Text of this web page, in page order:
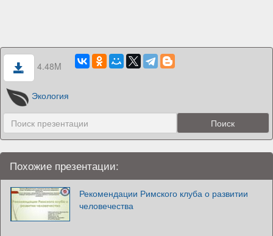
4.48M
Экология
Похожие презентации:
Рекомендации Римского клуба о развитии
человечества